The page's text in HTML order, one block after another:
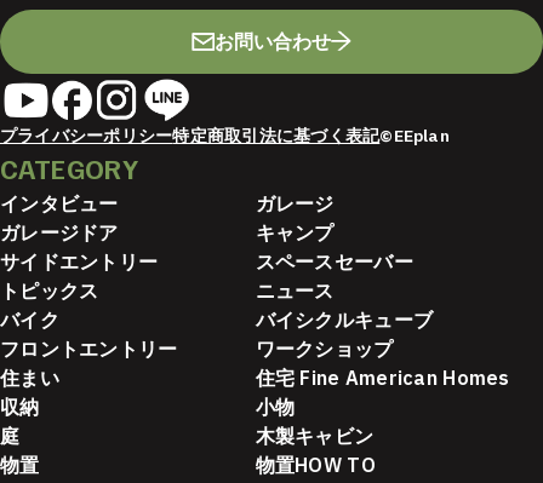
お問い合わせ
プライバシーポリシー特定商取引法に基づく表記©EEplan
CATEGORY
インタビュー
ガレージ
ガレージドア
キャンプ
サイドエントリー
スペースセーバー
トピックス
ニュース
バイク
バイシクルキューブ
フロントエントリー
ワークショップ
住まい
住宅 Fine American Homes
収納
小物
庭
木製キャビン
物置
物置HOW TO